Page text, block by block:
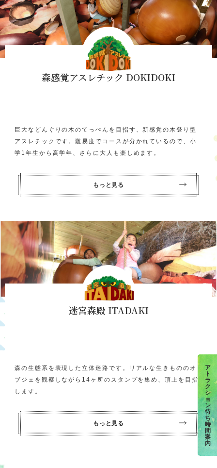
ア
ト
ラ
ク
シ
ョ
ン
待
ち
時
間
案
内
森感覚アスレチック DOKIDOKI
巨大などんぐりの木のてっぺんを目指す、新感覚の木登り型
アスレチックです。難易度でコースが分かれているので、小
学1年生から高学年、さらに大人も楽しめます。
もっと見る
迷宮森殿 ITADAKI
森の生態系を表現した立体迷路です。リアルな生きもののオ
ブジェを観察しながら14ヶ所のスタンプを集め、頂上を目指
します。
もっと見る